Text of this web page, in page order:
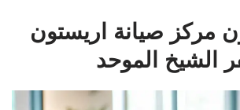
مركز صيانة اريستون
الشيخ الموحد